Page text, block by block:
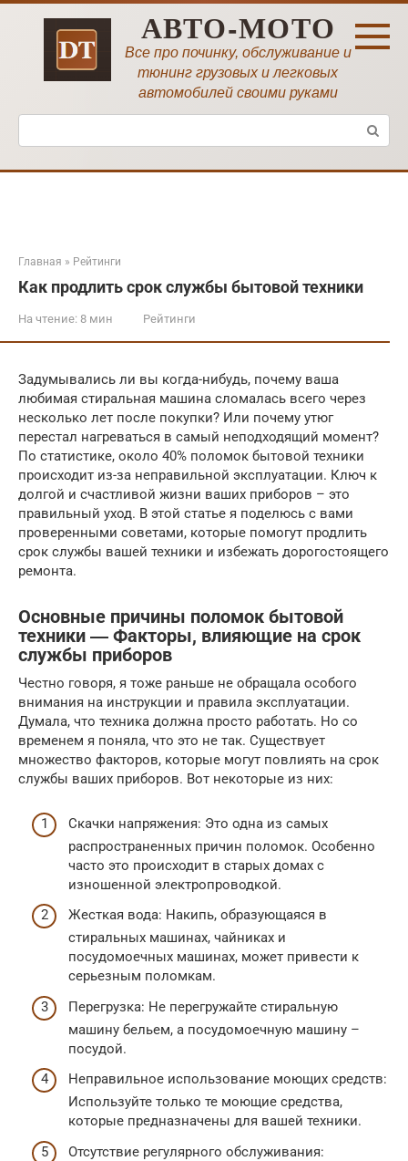
Перейти
АВТО-МОТО
Все про починку, обслуживание и
тюнинг грузовых и легковых
автомобилей своими руками
Поиск:
Главная » Рейтинги
Как продлить срок службы бытовой техники
На чтение: 8 мин Рейтинги
Задумывались ли вы когда-нибудь, почему ваша
любимая стиральная машина сломалась всего через
несколько лет после покупки? Или почему утюг
перестал нагреваться в самый неподходящий момент?
По статистике, около 40% поломок бытовой техники
происходит из-за неправильной эксплуатации. Ключ к
долгой и счастливой жизни ваших приборов – это
правильный уход. В этой статье я поделюсь с вами
проверенными советами, которые помогут продлить
срок службы вашей техники и избежать дорогостоящего
ремонта.
Основные причины поломок бытовой
техники ― Факторы, влияющие на срок
службы приборов
Честно говоря, я тоже раньше не обращала особого
внимания на инструкции и правила эксплуатации.
Думала, что техника должна просто работать. Но со
временем я поняла, что это не так. Существует
множество факторов, которые могут повлиять на срок
службы ваших приборов. Вот некоторые из них:
Скачки напряжения: Это одна из самых
распространенных причин поломок. Особенно
часто это происходит в старых домах с
изношенной электропроводкой.
Жесткая вода: Накипь, образующаяся в
стиральных машинах, чайниках и
посудомоечных машинах, может привести к
серьезным поломкам.
Перегрузка: Не перегружайте стиральную
машину бельем, а посудомоечную машину –
посудой.
Неправильное использование моющих средств:
Используйте только те моющие средства,
которые предназначены для вашей техники.
Отсутствие регулярного обслуживания: